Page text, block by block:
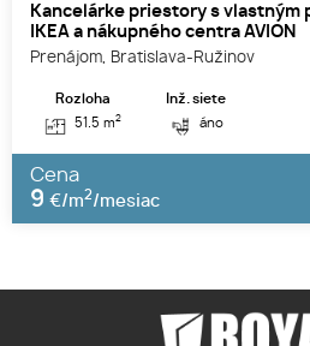
Kancelárke priestory s vlastným
IKEA a nákupného centra AVION
Prenájom, Bratislava-Ružinov
Rozloha
51.5 m2
Inž. siete
áno
Cena
9 €/m2/mesiac